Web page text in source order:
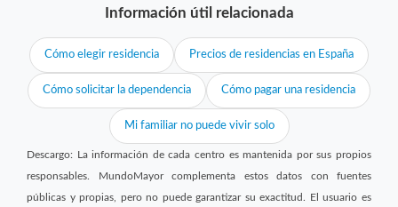
Información útil relacionada
Cómo elegir residencia Precios de residencias en España
Cómo solicitar la dependencia Cómo pagar una residencia
Mi familiar no puede vivir solo
Descargo: La información de cada centro es mantenida por sus propios
responsables. MundoMayor complementa estos datos con fuentes
públicas y propias, pero no puede garantizar su exactitud. El usuario es